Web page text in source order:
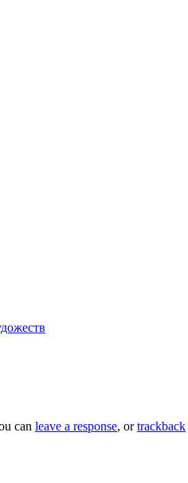
can leave a response, ortrackback